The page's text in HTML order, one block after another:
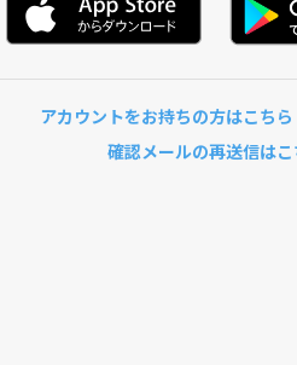
アカウントをお持ちの方はこちら
確認メールの再送信はこ